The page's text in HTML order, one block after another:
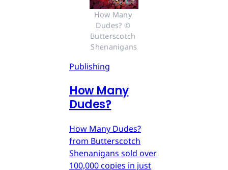
How Many
Dudes? ©
Butterscotch
Shenanigans
Publishing
How Many
Dudes?
How Many Dudes?
from Butterscotch
Shenanigans sold over
100,000 copies in just